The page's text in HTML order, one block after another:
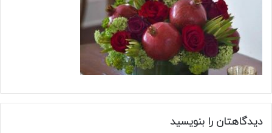
دیدگاهتان را بنویسید